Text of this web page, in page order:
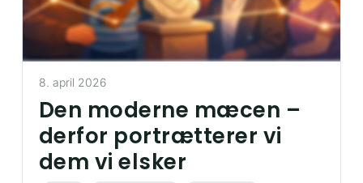
Den moderne mæcen –
derfor portrætterer vi
dem vi elsker
8. april 2026